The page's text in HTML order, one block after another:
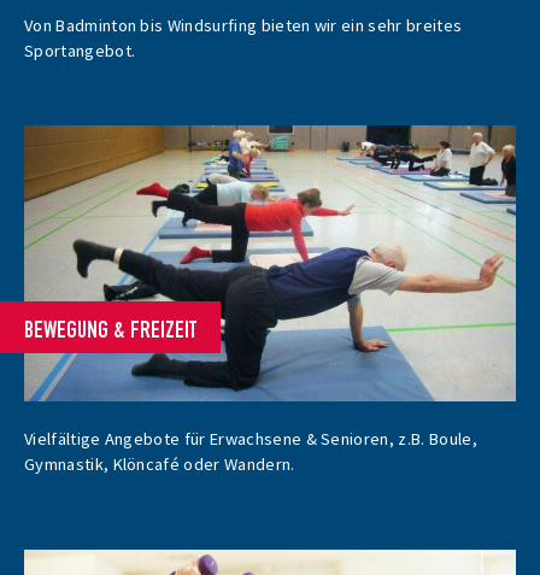
Von Badminton bis Windsurfing bieten wir ein sehr breites
Sportangebot.
BEWEGUNG & FREIZEIT
Vielfältige Angebote für Erwachsene & Senioren, z.B. Boule,
Gymnastik, Klöncafé oder Wandern.